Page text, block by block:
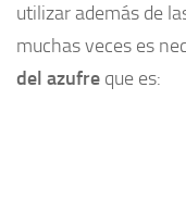
utilizar además de
muchas veces es
del azufre que es: